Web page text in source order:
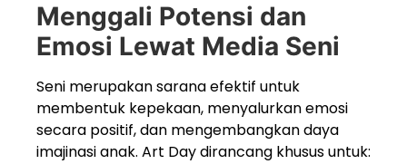
Menggali Potensi dan
Emosi Lewat Media Seni
Seni merupakan sarana efektif untuk
membentuk kepekaan, menyalurkan emosi
secara positif, dan mengembangkan daya
imajinasi anak. Art Day dirancang khusus untuk: